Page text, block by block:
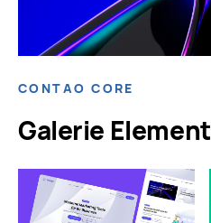
CONTAO CORE
Galerie Element